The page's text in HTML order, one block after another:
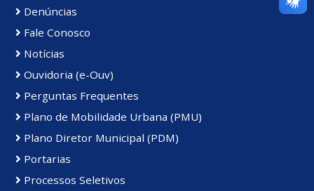
Denúncias
Fale Conosco
Notícias
Ouvidoria (e-Ouv)
Perguntas Frequentes
Plano de Mobilidade Urbana (PMU)
Plano Diretor Municipal (PDM)
Portarias
Processos Seletivos